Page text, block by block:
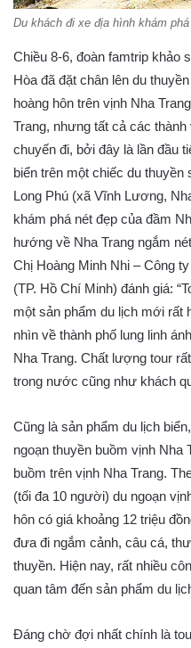
Du khách đi xe địa hình khám
Chiều 8-6, đoàn famtrip khảo
Hòa đã đặt chân lên du
hoàng hôn trên vịnh Nha
Trang, nhưng tất cả các
chuyến đi, bởi đây là lần đầu
biển trên một chiếc du thuyền
Long Phú (xã Vĩnh Lương,
khám phá nét đẹp của đầm
hướng về Nha Trang ngắm
Chị Hoàng Minh Nhi – Công
(TP. Hồ Chí Minh) đánh giá:
một sản phẩm du lịch mới rất
nhìn về thành phố lung linh
Nha Trang. Chất lượng tour
trong nước cũng như khách
Cũng là sản phẩm du lịch
ngoạn thuyền buồm vịnh Nha
buồm trên vịnh Nha Trang.
(tối đa 10 người) du ngoạn
hôn có giá khoảng 12 triệu
đưa đi ngắm cảnh, câu cá,
thuyền. Hiện nay, rất nhiều
quan tâm đến sản phẩm du
Đáng chờ đợi nhất chính là